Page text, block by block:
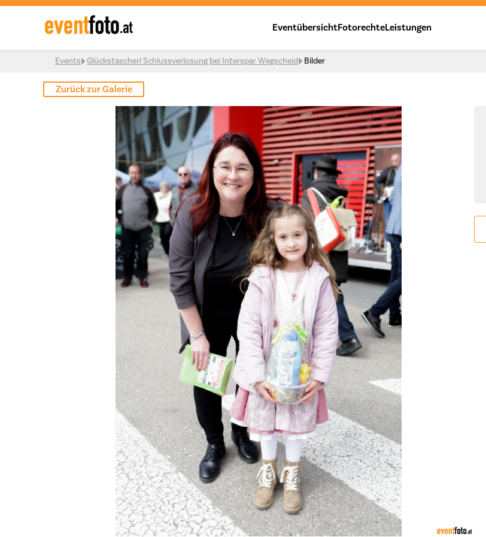
Skip to content
EventübersichtFotorechteLeistungen
Events Glückstascherl Schlussverlosung bei Interspar Wegscheid Bilder
Zurück zur Galerie